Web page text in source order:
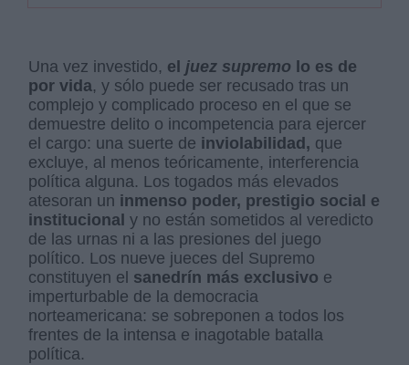
Una vez investido, eljuez supremo lo es de
por vida, y sólo puede ser recusado tras un
complejo y complicado proceso en el que se
demuestre delito o incompetencia para ejercer
el cargo: una suerte de inviolabilidad, que
excluye, al menos teóricamente, interferencia
política alguna. Los togados más elevados
atesoran un inmenso poder, prestigio social e
institucional y no están sometidos al veredicto
de las urnas ni a las presiones del juego
político. Los nueve jueces del Supremo
constituyen el sanedrín más exclusivo e
imperturbable de la democracia
norteamericana: se sobreponen a todos los
frentes de la intensa e inagotable batalla
política.